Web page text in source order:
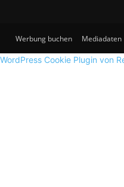
Werbung buchen Mediadaten
WordPress Cookie Plugin von